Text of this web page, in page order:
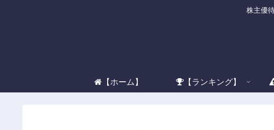
株主優
【ホーム】 【ランキング】